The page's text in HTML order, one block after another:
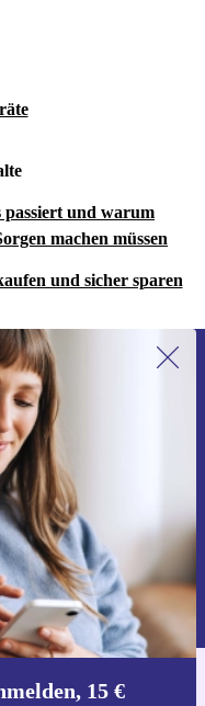
und warum
machen müssen
und sicher sparen
15 €
anmelden,
Daten findest
App